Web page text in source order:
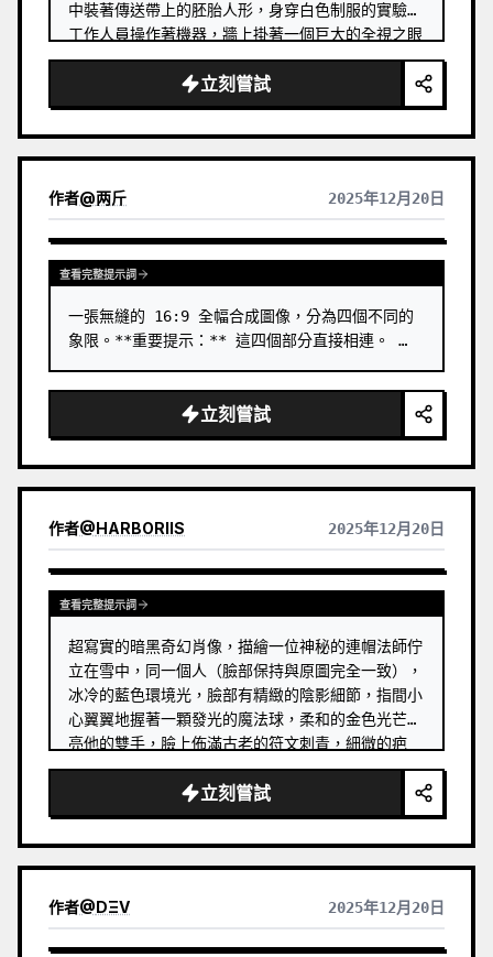
中裝著傳送帶上的胚胎人形，身穿白色制服的實驗室
工作人員操作著機器，牆上掛著一個巨大的全視之眼
符號，傳送帶透過隱藏機制移動，冷藍色的霓虹燈
光，超精細的微型雕塑，臨床而詭異的氛圍，寫實攝
影風格。
立刻嘗試
作者@两斤 2025年12月20日
查看完整提示詞
一張無縫的 16:9 全幅合成圖像，分為四個不同的
象限。**重要提示：** 這四個部分直接相連。 …
立刻嘗試
作者@HARBORIIS 2025年12月20日
查看完整提示詞
超寫實的暗黑奇幻肖像，描繪一位神秘的連帽法師佇
立在雪中，同一個人（臉部保持與原圖完全一致），
冰冷的藍色環境光，臉部有精緻的陰影細節，指間小
心翼翼地握著一顆發光的魔法球，柔和的金色光芒照
亮他的雙手，臉上佈滿古老的符文刺青，細微的疤
痕，眼神專注而深邃，濕潤的兜帽紋理引人注目，雪
花落在布料上，高度精細的深色皮革盔甲，帶有雕刻
圖案和編織繩索，電影般的景深，陰鬱的大氣霧氣，
飄散的雪花顆粒，超詳細的紋理，逼真的皮膚陰影，
黑暗神秘的背景，8k 解析度，奇幻概念藝術，Weta
感…
立刻嘗試
作者@DΞV 2025年12月20日